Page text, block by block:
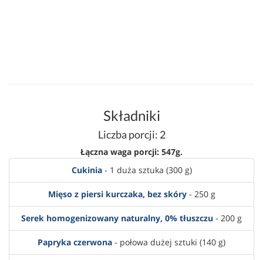
Składniki
Liczba porcji: 2
Łączna waga porcji: 547g.
Cukinia- 1 duża sztuka (300 g)
Mięso z piersi kurczaka, bez skóry- 250 g
Serek homogenizowany naturalny, 0% tłuszczu - 200 g
Papryka czerwona - połowa dużej sztuki (140 g)